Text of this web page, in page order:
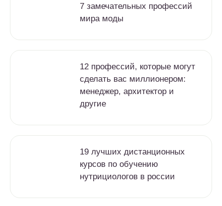
7 замечательных профессий
мира моды
12 профессий, которые могут
сделать вас миллионером:
менеджер, архитектор и
другие
19 лучших дистанционных
курсов по обучению
нутрициологов в россии